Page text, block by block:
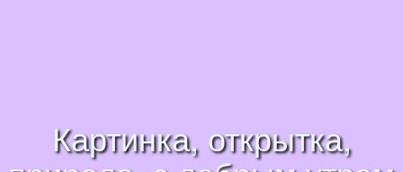
Картинка, открытка,